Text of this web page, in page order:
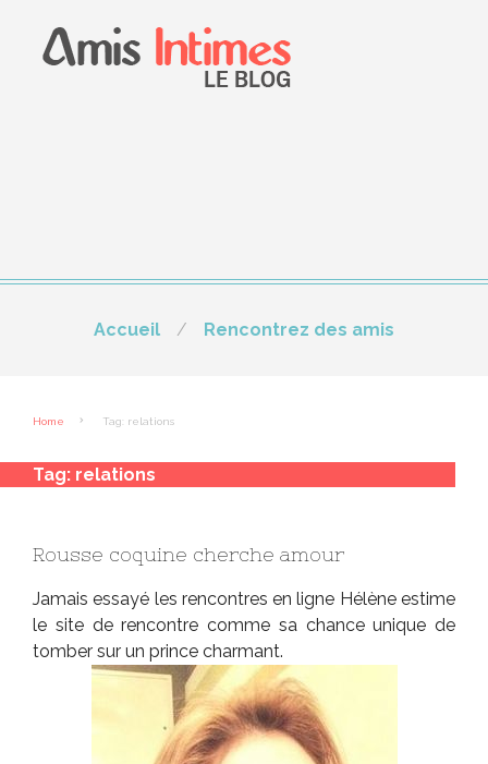
Accueil Rencontrez des amis
Home Tag: relations
Tag: relations
Rousse coquine cherche amour
Jamais essayé les rencontres en ligne Hélène estime
le site de rencontre comme sa chance unique de
tomber sur un prince charmant.